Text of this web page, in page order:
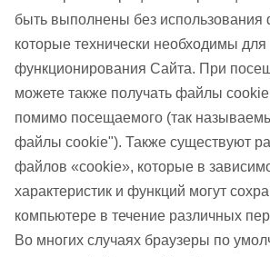
быть выполнены без использования
которые технически необходимы для
функционирования Сайта. При
можете также получать файлы cookie
помимо посещаемого (так
файлы cookie"). Также существуют
файлов «cookie», которые в
характеристик и функций могут
компьютере в течение различных
Во многих случаях браузеры по